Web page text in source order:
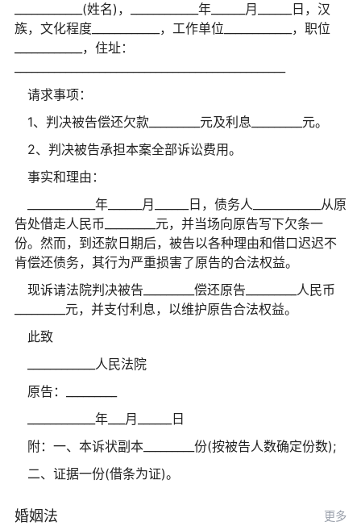
____________(姓名)，____________年______月______日，汉
族，文化程度____________，工作单位____________，职位
____________，住址：
请求事项：
1、判决被告偿还欠款_________元及利息_________元。
2、判决被告承担本案全部诉讼费用。
事实和理由：
____________年______月______日，债务人____________从原
告处借走人民币_________元，并当场向原告写下欠条一
份。然而，到还款日期后，被告以各种理由和借口迟迟不
肯偿还债务，其行为严重损害了原告的合法权益。
现诉请法院判决被告_________偿还原告_________人民币
_________元，并支付利息，以维护原告合法权益。
此致
____________人民法院
原告：_________
____________年___月______日
附：一、本诉状副本_________份(按被告人数确定份数);
二、证据一份(借条为证)。
婚姻法 更多